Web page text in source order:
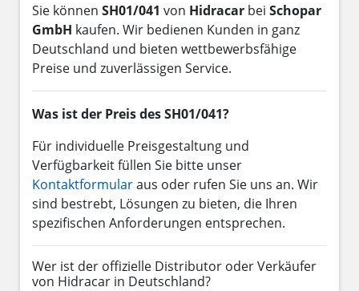
Sie können SH01/041 von Hidracar bei Schopar
GmbH kaufen. Wir bedienen Kunden in ganz
Deutschland und bieten wettbewerbsfähige
Preise und zuverlässigen Service.
Was ist der Preis des SH01/041?
Für individuelle Preisgestaltung und
Verfügbarkeit füllen Sie bitte unser
Kontaktformularaus oder rufen Sie uns an. Wir
sind bestrebt, Lösungen zu bieten, die Ihren
spezifischen Anforderungen entsprechen.
Wer ist der offizielle Distributor oder Verkäufer
von Hidracar in Deutschland?